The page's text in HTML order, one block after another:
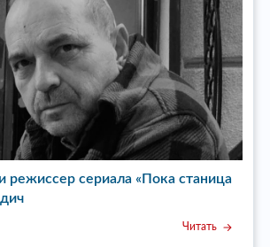
режиссер сериала «Пока станица
Читать